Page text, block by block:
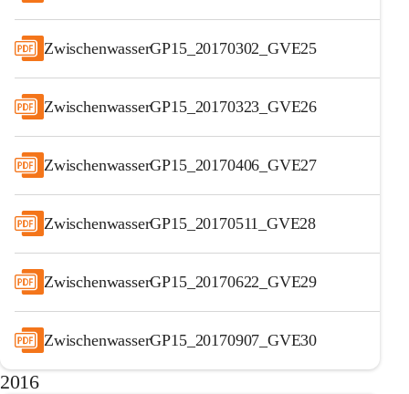
ZwischenwasserGP15_20170302_GVE25
ZwischenwasserGP15_20170323_GVE26
ZwischenwasserGP15_20170406_GVE27
ZwischenwasserGP15_20170511_GVE28
ZwischenwasserGP15_20170622_GVE29
ZwischenwasserGP15_20170907_GVE30
2016